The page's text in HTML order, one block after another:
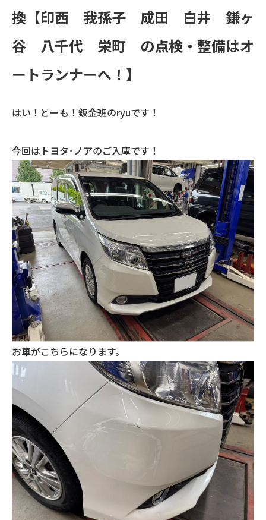
換【印西 我孫子 成田 白井 鎌ヶ
谷 八千代 栄町 の点検・整備はオ
ートランナーへ！】
はい！どーも！鈑金班のryuです！
今回はトヨタ･ノアのご入庫です！
お車がこちらになります。